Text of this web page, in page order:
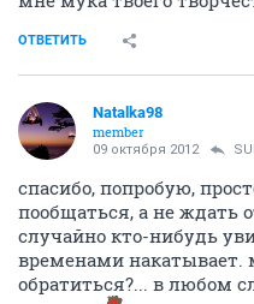
ОТВЕТИТЬ
Natalka98
member
09 октября 2012
спасибо, попробую,
пообщаться, а не ждать
случайно кто-нибудь
временами накатывает.
обратиться?... в любом